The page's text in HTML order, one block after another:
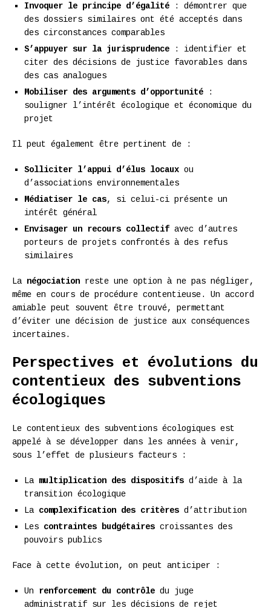
Invoquer le principe d’égalité : démontrer que
des dossiers similaires ont été acceptés dans
des circonstances comparables
S’appuyer sur la jurisprudence : identifier et
citer des décisions de justice favorables dans
des cas analogues
Mobiliser des arguments d’opportunité :
souligner l’intérêt écologique et économique du
projet
Il peut également être pertinent de :
Solliciter l’appui d’élus locaux ou
d’associations environnementales
Médiatiser le cas, si celui-ci présente un
intérêt général
Envisager un recours collectif avec d’autres
porteurs de projets confrontés à des refus
similaires
La négociation reste une option à ne pas négliger,
même en cours de procédure contentieuse. Un accord
amiable peut souvent être trouvé, permettant
d’éviter une décision de justice aux conséquences
incertaines.
Perspectives et évolutions du
contentieux des subventions
écologiques
Le contentieux des subventions écologiques est
appelé à se développer dans les années à venir,
sous l’effet de plusieurs facteurs :
La multiplication des dispositifs d’aide à la
transition écologique
La complexification des critères d’attribution
Les contraintes budgétaires croissantes des
pouvoirs publics
Face à cette évolution, on peut anticiper :
Un renforcement du contrôle du juge
administratif sur les décisions de rejet